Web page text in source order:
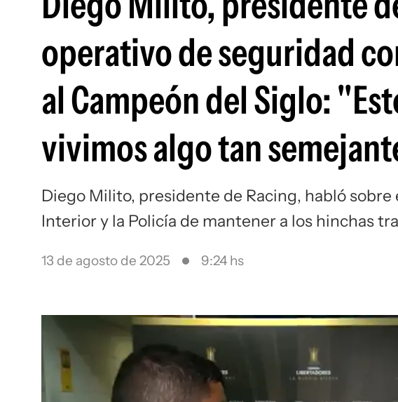
operativo de seguridad
al Campeón del Siglo:
vivimos algo tan
Diego Milito, presidente de Racing, habló
Interior y la Policía de mantener a los hinchas
13 de agosto de 2025 9:24 hs